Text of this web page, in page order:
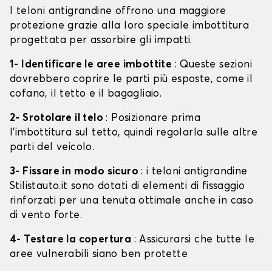
I teloni antigrandine offrono una maggiore
protezione grazie alla loro speciale imbottitura
progettata per assorbire gli impatti.
1- Identificare le aree imbottite : Queste sezioni
dovrebbero coprire le parti più esposte, come il
cofano, il tetto e il bagagliaio.
2- Srotolare il telo: Posizionare prima
l'imbottitura sul tetto, quindi regolarla sulle altre
parti del veicolo.
3- Fissare in modo sicuro: i teloni antigrandine
Stilistauto.it sono dotati di elementi di fissaggio
rinforzati per una tenuta ottimale anche in caso
di vento forte.
4- Testare la copertura : Assicurarsi che tutte le
aree vulnerabili siano ben protette